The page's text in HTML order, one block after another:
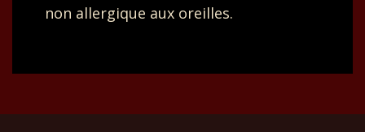
non allergique aux oreilles.